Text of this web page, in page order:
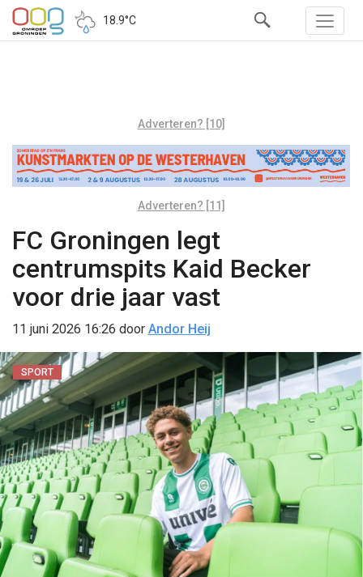
18.9°C
Adverteren? [10]
Adverteren? [11]
FC Groningen legt
centrumspits Kaid Becker
voor drie jaar vast
11 juni 2026 16:26 door Andor Heij
SPORT